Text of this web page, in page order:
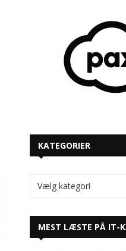
KATEGORIER
MEST LÆSTE PÅ IT-